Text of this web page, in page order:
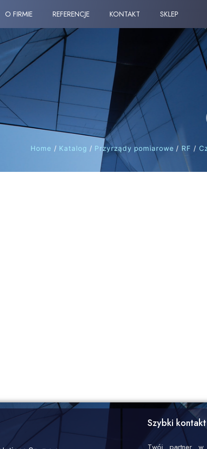
O FIRMIE REFERENCJE KONTAKT SKLEP
Home / Katalog / Przyrządy pomiarowe / RF /
Szybki kontakt